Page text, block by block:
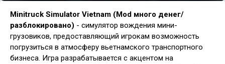
Minitruck Simulator Vietnam (Mod много денег/
разблокировано) - симулятор вождения мини-
грузовиков, предоставляющий игрокам возможность
погрузиться в атмосферу вьетнамского транспортного
бизнеса. Игра разрабатывается с акцентом на